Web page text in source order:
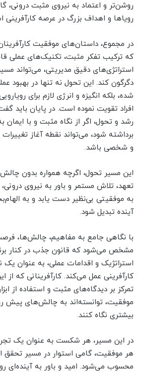
روشن‌تر و اعتماد به نیروی مثبت
رویاها و اهداف بزرگ در عرصه
در مجموع، داستان‌های موفقیت
که ترکیب تفکر مثبت، تکنیک‌های عملی
استراتژی‌های دقیق مدیریتی، می‌تواند
دگرگون کند. این تحول نه تنها در بهبود
شده، بلکه انگیزه و انرژی لازم برای
افراد تقویت نموده است. در پایان باید
رشد و تحول، اگر از نگاه مثبت و با ایمان
برداشته شود، می‌تواند نقطه آغاز
و شخصی باشد.
این مسیر تحول، اگرچه همواره بدون چالش
تعهد، تلاش مستمر و باور به نیروی درونی،
به موفقیتی بی‌نظیر دست یابد و به
آینده تبدیل شود.
با نگاهی جامع به مفاهیم، چالش‌ها،
مشخص می‌شود که قانون جذب در کنار
استراتژیک و اقدامات عملی، به عنوان
کارآفرینی عمل می‌کند. کارآفرینانی که از
تمرکز بر دیدگاه‌های مثبت و استفاده از
موفقیت، توانسته‌اند به چالش‌های پیش رو
بیشتری نگاه کنند.
در این مسیر، هر شکست به عنوان یک
هر موفقیت، گامی استوار در مسیر تحقق
محسوب می‌شود. امید و باور به آینده‌ای